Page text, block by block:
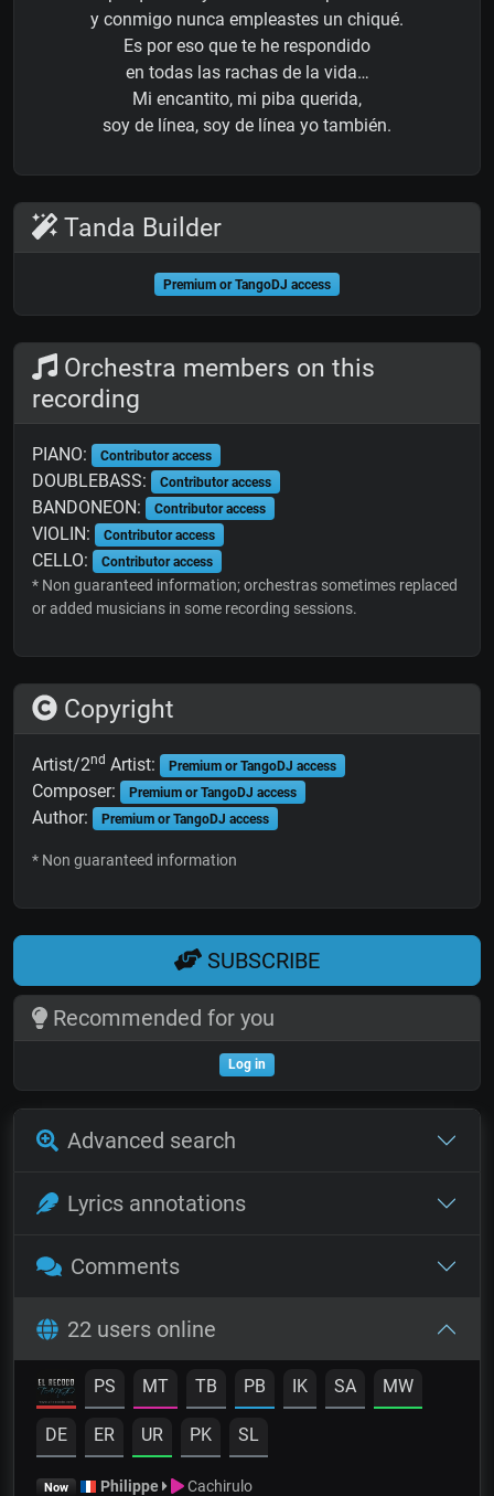
y conmigo nunca empleastes un chiqué.
Es por eso que te he respondido
en todas las rachas de la vida…
Mi encantito, mi piba querida,
soy de línea, soy de línea yo también.
Tanda Builder
Premium or TangoDJ access
Orchestra members on this
recording
PIANO: Contributor access
DOUBLEBASS: Contributor access
BANDONEON: Contributor access
VIOLIN: Contributor access
CELLO: Contributor access
* Non guaranteed information; orchestras sometimes replaced
or added musicians in some recording sessions.
Copyright
Artist/2nd Artist: Premium or TangoDJ access
Composer: Premium or TangoDJ access
Author: Premium or TangoDJ access
* Non guaranteed information
SUBSCRIBE
Recommended for you
Log in
Advanced search
Lyrics annotations
Comments
22 users online
PS MT TB PB IK SA MW
DE ER UR PK SL
Now Philippe Cachirulo